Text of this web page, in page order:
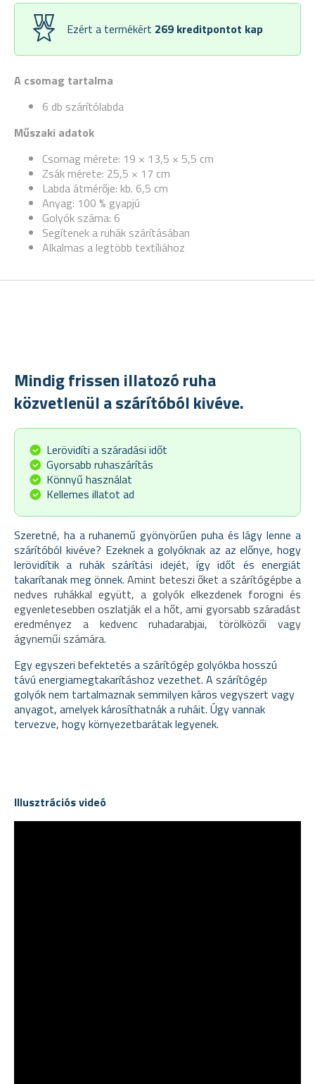
A csomag tartalma
6 db szárítólabda
Műszaki adatok
Csomag mérete: 19 × 13,5 × 5,5 cm
Zsák mérete: 25,5 × 17 cm
Labda átmérője: kb. 6,5 cm
Anyag: 100 % gyapjú
Golyók száma: 6
Segítenek a ruhák szárításában
Alkalmas a legtöbb textíliához
Ezért a termékért 269 kreditpontot kap
Mindig frissen illatozó ruha
közvetlenül a szárítóból kivéve.
Lerövidíti a száradási időt
Gyorsabb ruhaszárítás
Könnyű használat
Kellemes illatot ad
Szeretné, ha a ruhanemű gyönyörűen puha és lágy lenne a
szárítóból kivéve? Ezeknek a golyóknak az az előnye, hogy
lerövidítik a ruhák szárítási idejét, így időt és energiát
takarítanak meg önnek.Amint beteszi őket a szárítógépbe a
nedves ruhákkal együtt, a golyók elkezdenek forogni és
egyenletesebben oszlatják el a hőt, ami gyorsabb száradást
eredményez a kedvenc ruhadarabjai, törölközői vagy
ágyneműi számára.
Egy egyszeri befektetés a szárítógép golyókba hosszú
távú energiamegtakarításhoz vezethet. A szárítógép
golyók nem tartalmaznak semmilyen káros vegyszert vagy
anyagot, amelyek károsíthatnák a ruháit. Úgy vannak
tervezve, hogy környezetbarátak legyenek.
Illusztrációs videó